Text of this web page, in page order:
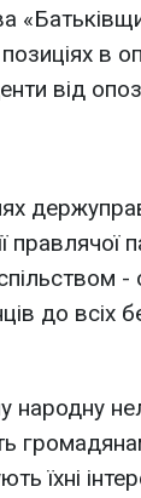
в
від
правлячої
до всіх
народну
їхні